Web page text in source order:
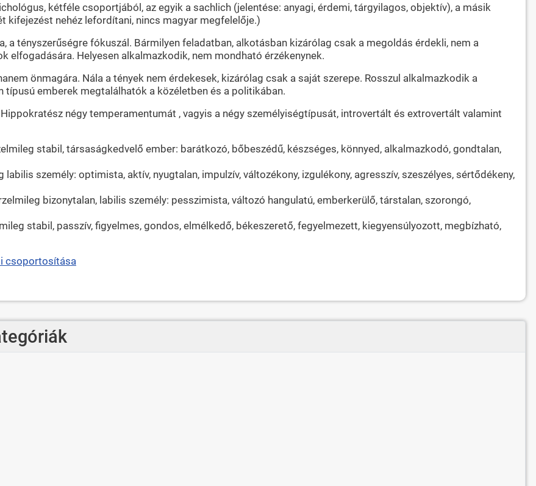
kétféle csoportjából, az egyik a sachlich (jelentése: anyagi, érdemi, tárgyilagos, objektív), a másik
kifejezést nehéz lefordítani, nincs magyar megfelelője.)
tényszerűségre fókuszál. Bármilyen feladatban, alkotásban kizárólag csak a megoldás érdekli, nem a
elfogadására. Helyesen alkalmazkodik, nem mondható érzékenynek.
önmagára. Nála a tények nem érdekesek, kizárólag csak a saját szerepe. Rosszul alkalmazkodik a
típusú emberek megtalálhatók a közéletben és a politikában.
négy temperamentumát , vagyis a négy személyiségtípusát, introvertált és extrovertált valamint
stabil, társaságkedvelő ember: barátkozó, bőbeszédű, készséges, könnyed, alkalmazkodó, gondtalan,
személy: optimista, aktív, nyugtalan, impulzív, változékony, izgulékony, agresszív, szeszélyes, sértődékeny,
bizonytalan, labilis személy: pesszimista, változó hangulatú, emberkerülő, társtalan, szorongó,
stabil, passzív, figyelmes, gondos, elmélkedő, békeszerető, fegyelmezett, kiegyensúlyozott, megbízható,
csoportosítása